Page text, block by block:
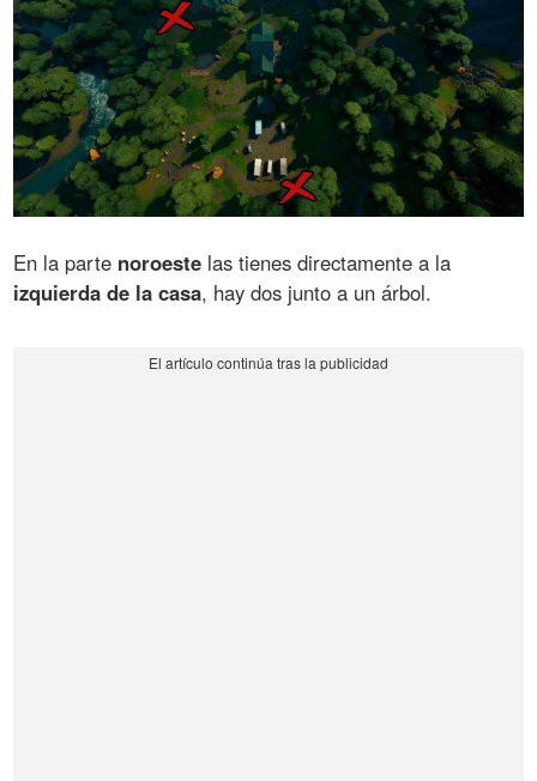
En la parte noroeste las tienes directamente a la
izquierda de la casa, hay dos junto a un árbol.